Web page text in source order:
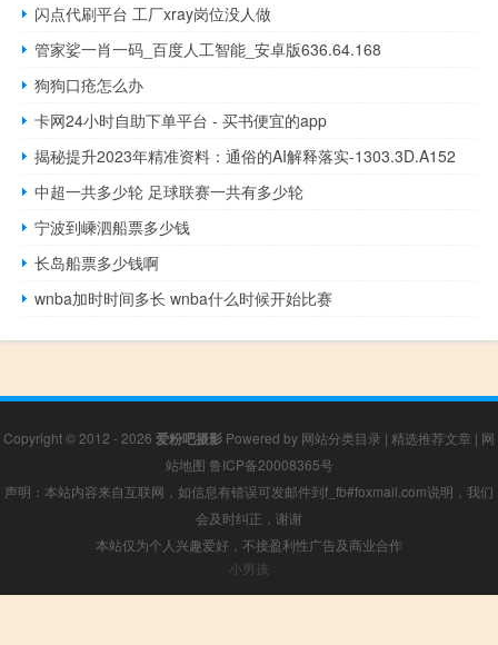
闪点代刷平台 工厂xray岗位没人做
管家娑一肖一码_百度人工智能_安卓版636.64.168
狗狗口疮怎么办
卡网24小时自助下单平台 - 买书便宜的app
揭秘提升2023年精准资料：通俗的AI解释落实-1303.3D.A152
中超一共多少轮 足球联赛一共有多少轮
宁波到嵊泗船票多少钱
长岛船票多少钱啊
wnba加时时间多长 wnba什么时候开始比赛
Copyright © 2012 - 2026 爱粉吧摄影 Powered by 网站分类目录 | 精选推荐文章 | 网
站地图 鲁ICP备20008365号
声明：本站内容来自互联网，如信息有错误可发邮件到f_fb#foxmail.com说明，我们
会及时纠正，谢谢
本站仅为个人兴趣爱好，不接盈利性广告及商业合作
小男孩